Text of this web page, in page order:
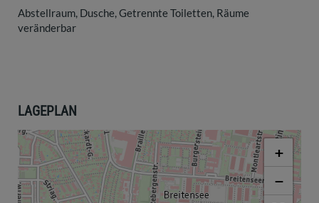
Abstellraum Dusche Getrennte Toiletten Räume
veränderbar
LAGEPLAN
+
−